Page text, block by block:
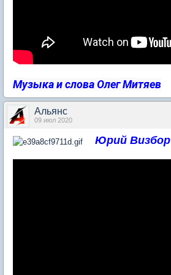
Музыка и слова Олег Митяев
Альянс
09 июл 2020
Юрий